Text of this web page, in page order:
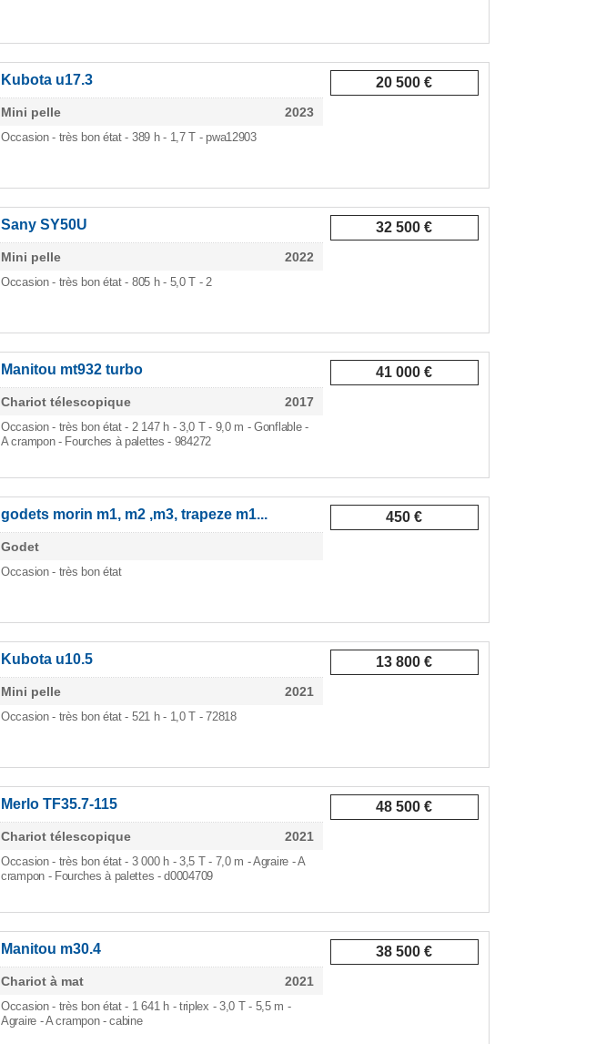
Kubota u17.3
Mini pelle 2023
Occasion - très bon état - 389 h- 1,7 T - pwa12903
20 500 €
Sany SY50U
Mini pelle 2022
Occasion - très bon état - 805 h- 5,0 T - 2
32 500 €
Manitou mt932 turbo
Chariot télescopique 2017
Occasion - très bon état - 2 147 h - 3,0 T - 9,0 m - Gonflable -
A crampon - Fourches à palettes - 984272
41 000 €
godets morin m1, m2 ,m3, trapeze m1...
Godet
Occasion - très bon état
450 €
Kubota u10.5
Mini pelle 2021
Occasion - très bon état - 521 h- 1,0 T - 72818
13 800 €
Merlo TF35.7-115
Chariot télescopique 2021
Occasion - très bon état - 3 000 h - 3,5 T - 7,0 m - Agraire - A
crampon - Fourches à palettes - d0004709
48 500 €
Manitou m30.4
Chariot à mat 2021
Occasion - très bon état - 1 641 h - triplex - 3,0 T - 5,5 m -
Agraire - A crampon - cabine
38 500 €